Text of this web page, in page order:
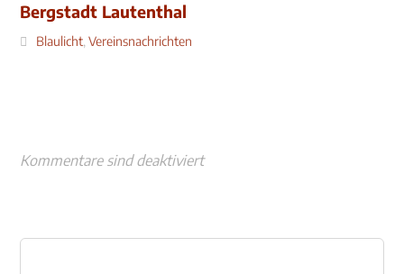
Bergstadt Lautenthal
Blaulicht,Vereinsnachrichten
Kommentare sind deaktiviert